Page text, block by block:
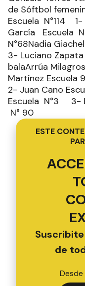
de Sóftbol
Escuela N°114 1-
García Escuela
N°68Nadia
3- Luciano
balaArrúa
Martínez Escuela
2- Juan Cano
Escuela N°3 3-
N° 90
ESTE
de
Desde